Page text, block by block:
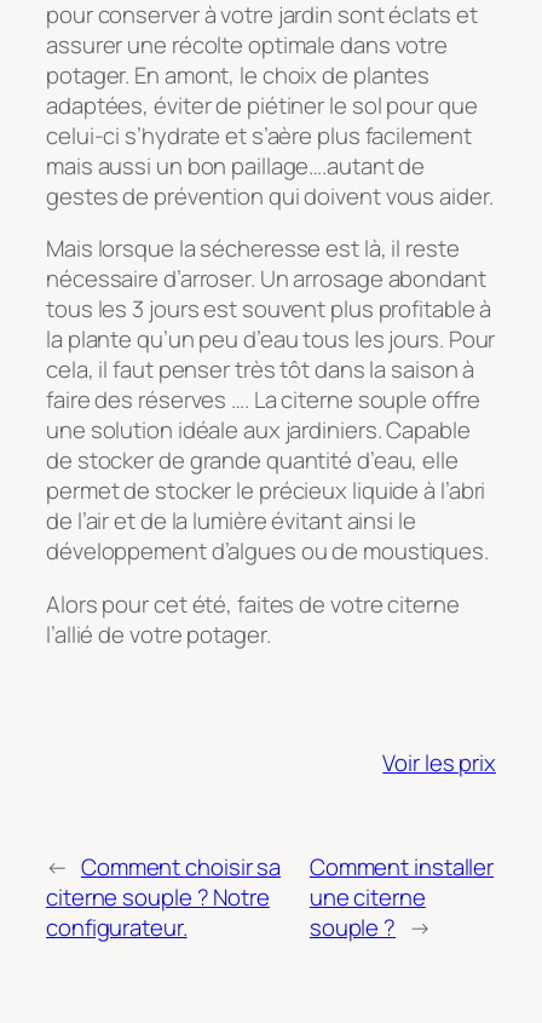
pour conserver à votre jardin sont éclats et
assurer une récolte optimale dans votre
potager. En amont, le choix de plantes
adaptées, éviter de piétiner le sol pour que
celui-ci s’hydrate et s’aère plus facilement
mais aussi un bon paillage….autant de
gestes de prévention qui doivent vous aider.
Mais lorsque la sécheresse est là, il reste
nécessaire d’arroser. Un arrosage abondant
tous les 3 jours est souvent plus profitable à
la plante qu’un peu d’eau tous les jours. Pour
cela, il faut penser très tôt dans la saison à
faire des réserves …. La citerne souple offre
une solution idéale aux jardiniers. Capable
de stocker de grande quantité d’eau, elle
permet de stocker le précieux liquide à l’abri
de l’air et de la lumière évitant ainsi le
développement d’algues ou de moustiques.
Alors pour cet été, faites de votre citerne
l’allié de votre potager.
Voir les prix
← Comment choisir sa
citerne souple ? Notre
configurateur.
Comment installer
une citerne
souple ? →